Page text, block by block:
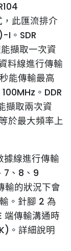
此匯流排介
I。SDR
擷取一次資
料線進行傳輸
能傳輸最高
。DDR
擷取兩次資
於最大頻率上
據線進行傳輸
、8、9
輸的狀況下會
。針腳 2 為
端傳輸溝通時
。詳細說明